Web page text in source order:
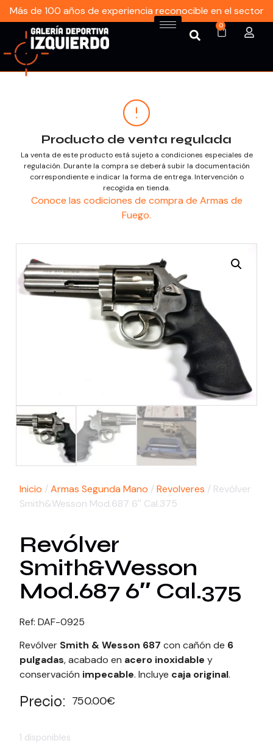
Más de 100 años de experiencia reconocible en el sector
0
Inicio / Armas Segunda Mano / Revolveres / Revólver
Smith&Wesson Mod.687 6″ Cal.375
Revólver
Smith&Wesson
Mod.687 6″ Cal.375
Ref: DAF-0925
Revólver Smith & Wesson 687 con cañón de 6
pulgadas, acabado en acero inoxidable y
conservación impecable. Incluye caja original.
Precio: 750.00€
1 disponibles
Producto de venta regulada
La venta de este producto está sujeto a condiciones especiales de
regulación. Durante la compra se deberá subir la documentación
correspondiente e indicar la forma de entrega. Intervención o
recogida en tienda.
Conoce las codiciones de compra de Armas de
Fuego.